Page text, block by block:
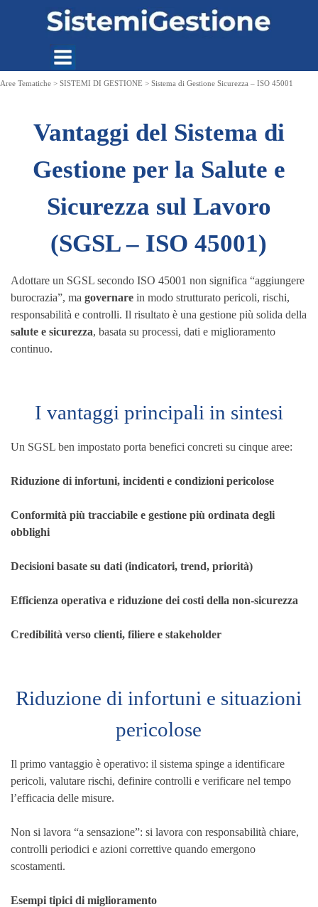
Aree Tematiche > SISTEMI DI GESTIONE > Sistema di Gestione Sicurezza – ISO 45001
Vantaggi del Sistema di
Gestione per la Salute e
Sicurezza sul Lavoro
(SGSL – ISO 45001)
Adottare un SGSL secondo ISO 45001 non significa “aggiungere
burocrazia”, ma governare in modo strutturato pericoli, rischi,
responsabilità e controlli. Il risultato è una gestione più solida della
salute e sicurezza, basata su processi, dati e miglioramento
continuo.
I vantaggi principali in sintesi
Un SGSL ben impostato porta benefici concreti su cinque aree:
Riduzione di infortuni, incidenti e condizioni pericolose
Conformità più tracciabile e gestione più ordinata degli
obblighi
Decisioni basate su dati (indicatori, trend, priorità)
Efficienza operativa e riduzione dei costi della non-sicurezza
Credibilità verso clienti, filiere e stakeholder
Riduzione di infortuni e situazioni
pericolose
Il primo vantaggio è operativo: il sistema spinge a identificare
pericoli, valutare rischi, definire controlli e verificare nel tempo
l’efficacia delle misure.
Non si lavora “a sensazione”: si lavora con responsabilità chiare,
controlli periodici e azioni correttive quando emergono
scostamenti.
Esempi tipici di miglioramento